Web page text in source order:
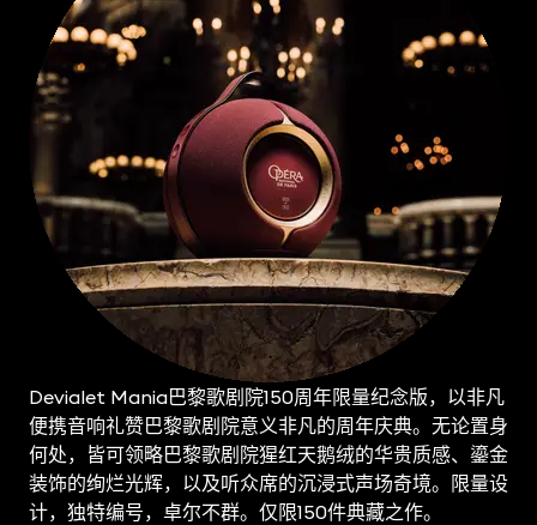
Devialet Mania巴黎歌剧院150周年限量纪念版，以非凡
便携音响礼赞巴黎歌剧院意义非凡的周年庆典。无论置身
何处，皆可领略巴黎歌剧院猩红天鹅绒的华贵质感、鎏金
装饰的绚烂光辉，以及听众席的沉浸式声场奇境。限量设
计，独特编号，卓尔不群。仅限150件典藏之作。